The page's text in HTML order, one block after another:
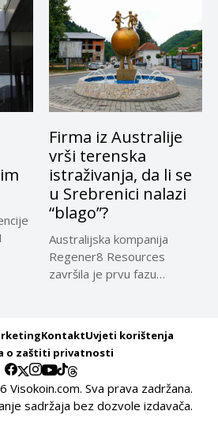
Firma iz Australije
vrši terenska
istraživanja, da li se
u Srebrenici nalazi
“blago”?
Australijska kompanija
Regener8 Resources
završila je prvu fazu
KontaktUvjeti korištenja
o zaštiti privatnosti
Sva prava zadržana.
sadržaja bez dozvole izdavača.